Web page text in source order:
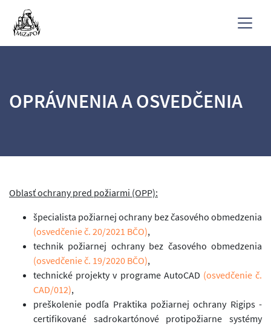
OPRÁVNENIA A OSVEDČENIA
Oblasť ochrany pred požiarmi (OPP):
špecialista požiarnej ochrany bez časového obmedzenia
(osvedčenie č. 20/2021 BČO),
technik požiarnej ochrany bez časového obmedzenia
(osvedčenie č. 19/2020 BČO),
technické projekty v programe AutoCAD (osvedčenie č.
CAD/012),
preškolenie podľa Praktika požiarnej ochrany Rigips -
certifikované sadrokartónové protipožiarne systémy